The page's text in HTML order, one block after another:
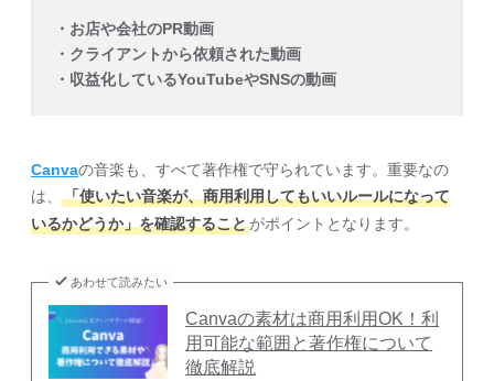
・お店や会社のPR動画
・クライアントから依頼された動画
・収益化しているYouTubeやSNSの動画
Canvaの音楽も、すべて著作権で守られています。重要なの
は、
「使いたい音楽が、商用利用してもいいルールになって
いるかどうか」を確認することがポイントとなります。
あわせて読みたい
Canvaの素材は商用利用OK！利
用可能な範囲と著作権について
徹底解説